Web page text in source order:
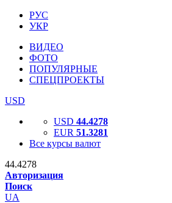
РУС
УКР
ВИДЕО
ФОТО
ПОПУЛЯРНЫЕ
СПЕЦПРОЕКТЫ
USD
USD 44.4278
EUR 51.3281
Все курсы валют
44.4278
Авторизация
Поиск
UA